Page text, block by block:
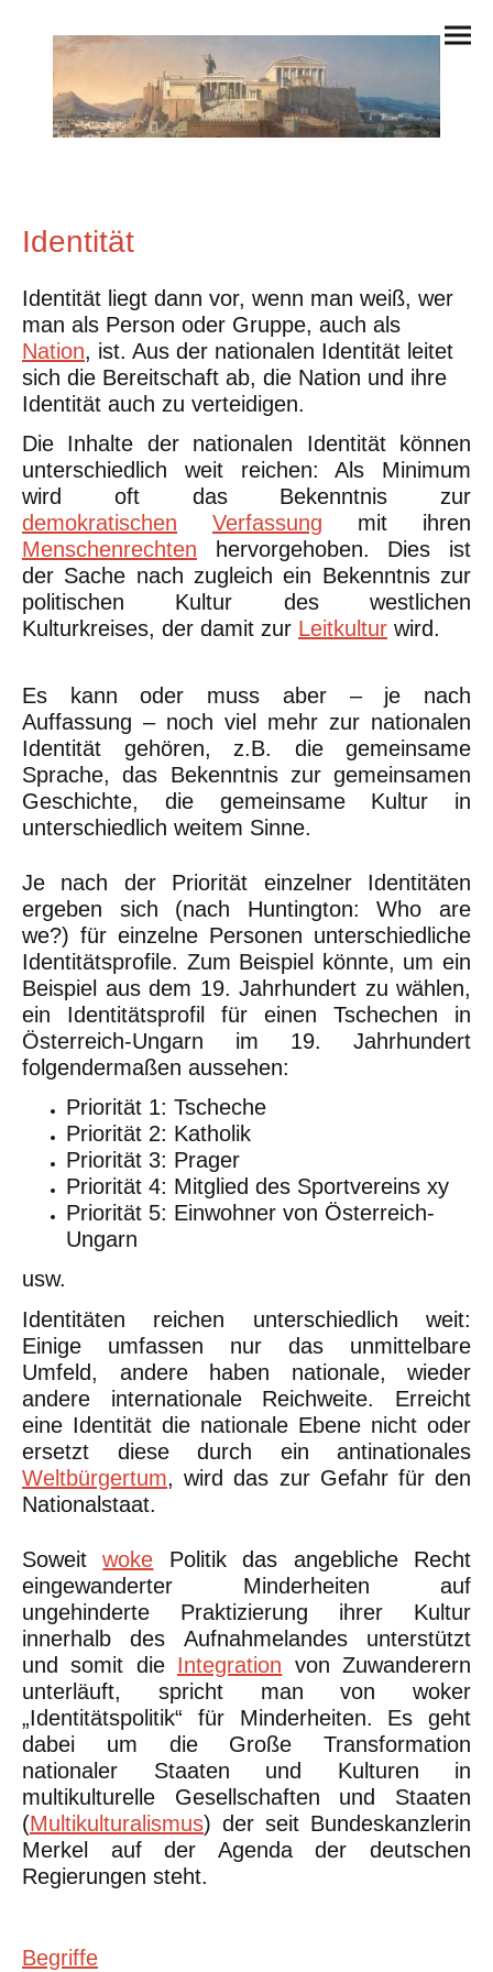
Identität
Identität liegt dann vor, wenn man weiß, wer
man als Person oder Gruppe, auch als
Nation, ist. Aus der nationalen Identität leitet
sich die Bereitschaft ab, die Nation und ihre
Identität auch zu verteidigen.
Die Inhalte der nationalen Identität können
unterschiedlich weit reichen: Als Minimum
wird oft das Bekenntnis zur
demokratischen
Verfassung mit ihren
Menschenrechten hervorgehoben. Dies ist
der Sache nach zugleich ein Bekenntnis zur
politischen Kultur des westlichen
Kulturkreises, der damit zur Leitkultur wird.
Es kann oder muss aber – je nach
Auffassung – noch viel mehr zur nationalen
Identität gehören, z.B. die gemeinsame
Sprache, das Bekenntnis zur gemeinsamen
Geschichte, die gemeinsame Kultur in
unterschiedlich weitem Sinne.
Je nach der Priorität einzelner Identitäten
ergeben sich (nach Huntington: Who are
we?) für einzelne Personen unterschiedliche
Identitätsprofile. Zum Beispiel könnte, um ein
Beispiel aus dem 19. Jahrhundert zu wählen,
ein Identitätsprofil für einen Tschechen in
Österreich-Ungarn im 19. Jahrhundert
folgendermaßen aussehen:
Priorität 1: Tscheche
Priorität 2: Katholik
Priorität 3: Prager
Priorität 4: Mitglied des Sportvereins xy
Priorität 5: Einwohner von Österreich-
Ungarn
usw.
Identitäten reichen unterschiedlich weit:
Einige umfassen nur das unmittelbare
Umfeld, andere haben nationale, wieder
andere internationale Reichweite. Erreicht
eine Identität die nationale Ebene nicht oder
ersetzt diese durch ein antinationales
Weltbürgertum, wird das zur Gefahr für den
Nationalstaat.
Soweitwoke Politik das angebliche Recht
eingewanderter Minderheiten auf
ungehinderte Praktizierung ihrer Kultur
innerhalb des Aufnahmelandes unterstützt
und somit die Integration von Zuwanderern
unterläuft, spricht man von woker
„Identitätspolitik“ für Minderheiten. Es geht
dabei um die Große Transformation
nationaler Staaten und Kulturen in
multikulturelle Gesellschaften und Staaten
(Multikulturalismus) der seit Bundeskanzlerin
Merkel auf der Agenda der deutschen
Regierungen steht.
Begriffe